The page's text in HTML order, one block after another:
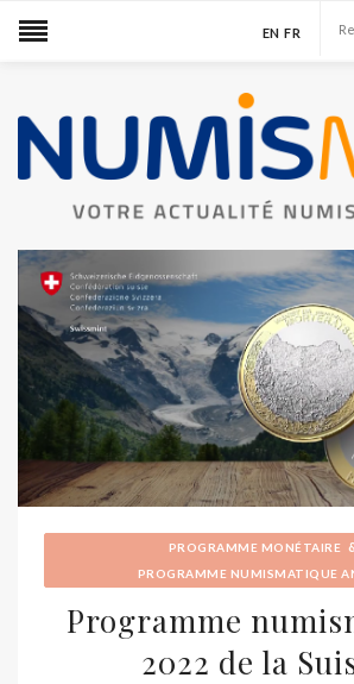
EN FR
PROGRAMME MONÉTAIRE
PROGRAMME NUMISMATIQUE
Programme
2022 de la